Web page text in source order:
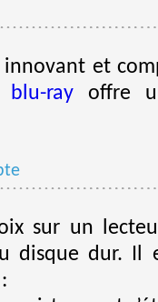
innovant et
blu-rayoffre
sur un
dur. Il